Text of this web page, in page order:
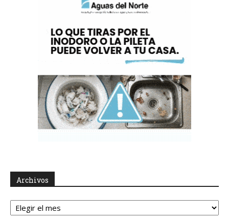
Archivos
Archivos